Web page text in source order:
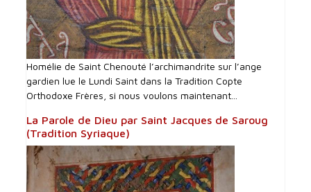
Homélie de Saint Chenouté l’archimandrite sur l’ange
gardien lue le Lundi Saint dans la Tradition Copte
Orthodoxe Frères, si nous voulons maintenant...
La Parole de Dieu par Saint Jacques de Saroug
(Tradition Syriaque)